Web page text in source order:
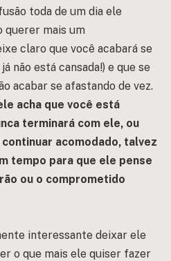
toda de um dia ele
querer mais um
claro que você acabará se
não está cansada!) e que se
acabar se afastando de vez.
acha que você está
terminará com ele, ou
acomodado, talvez
tempo para que ele pense
ou o comprometido
interessante deixar ele
o que mais ele quiser fazer